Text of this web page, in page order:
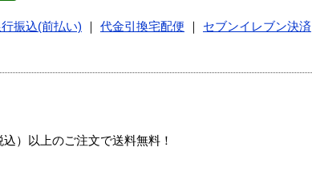
振込(前払い) 代金引換宅配便
セブンイレブン決済
）以上のご注文で送料無料！